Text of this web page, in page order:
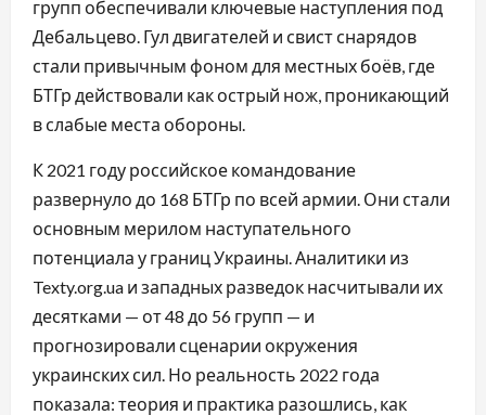
групп обеспечивали ключевые наступления под
Дебальцево. Гул двигателей и свист снарядов
стали привычным фоном для местных боёв, где
БТГр действовали как острый нож, проникающий
в слабые места обороны.
К 2021 году российское командование
развернуло до 168 БТГр по всей армии. Они стали
основным мерилом наступательного
потенциала у границ Украины. Аналитики из
Texty.org.ua и западных разведок насчитывали их
десятками — от 48 до 56 групп — и
прогнозировали сценарии окружения
украинских сил. Но реальность 2022 года
показала: теория и практика разошлись, как